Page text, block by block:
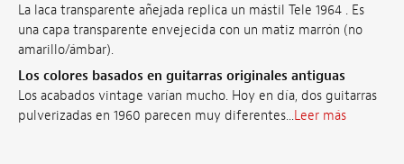
La laca transparente añejada replica un mástil Tele 1964 . Es
una capa transparente envejecida con un matiz marrón (no
amarillo/ámbar).
Los colores basados en guitarras originales antiguas
Los acabados vintage varían mucho. Hoy en día, dos guitarras
pulverizadas en 1960 parecen muy diferentes...Leer más